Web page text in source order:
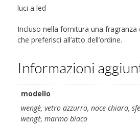
luci a led
Incluso nella fornitura una fragranza
che preferisci all’atto dell’ordine.
Informazioni
modello
wengè, vetro azzurro, noce chiaro,
wengè, marmo biaco